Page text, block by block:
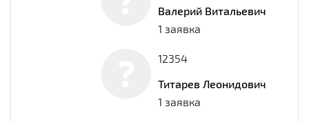
Валерий Витальевич
1 заявка
12354
Титарев Леонидович
1 заявка